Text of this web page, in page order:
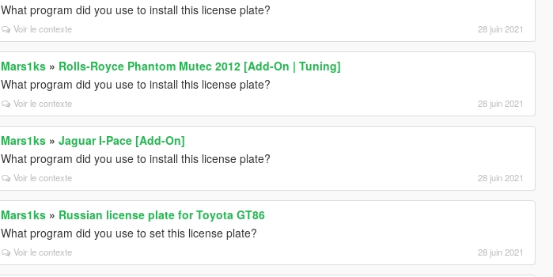
What program did you use to install this license plate?
Voir le contexte 28 juin 2021
Mars1ks » Rolls-Royce Phantom Mutec 2012 [Add-On | Tuning]
What program did you use to install this license plate?
Voir le contexte 28 juin 2021
Mars1ks »Jaguar I-Pace [Add-On]
What program did you use to install this license plate?
Voir le contexte 28 juin 2021
Mars1ks » Russian license plate for Toyota GT86
What program did you use to set this license plate?
Voir le contexte 28 juin 2021